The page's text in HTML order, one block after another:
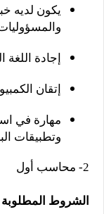
يكون لديه
إجادة اللغة
إتقان
مهارة في
وتطبيقات
2- محاسب أول
الشروط المطلوبة